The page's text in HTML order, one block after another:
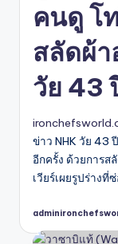
คนดู โ
สลัดผ้
วัย 43
ข่าว NHK วัย 43
อีกครั้ง ด้วยการส
เวียร์เผยรูปร่าง
Posted